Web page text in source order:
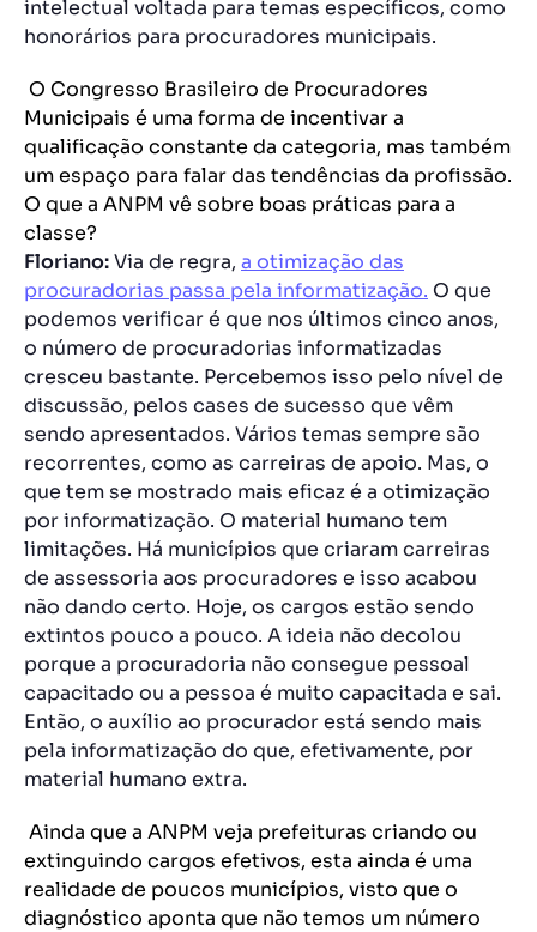
intelectual voltada para temas específicos, como
honorários para procuradores municipais.
O Congresso Brasileiro de Procuradores
Municipais é uma forma de incentivar a
qualificação constante da categoria, mas também
um espaço para falar das tendências da profissão.
O que a ANPM vê sobre boas práticas para a
classe?
Floriano:Via de regra, a otimização das
procuradorias passa pela informatização. O que
podemos verificar é que nos últimos cinco anos,
o número de procuradorias informatizadas
cresceu bastante. Percebemos isso pelo nível de
discussão, pelos cases de sucesso que vêm
sendo apresentados. Vários temas sempre são
recorrentes, como as carreiras de apoio. Mas, o
que tem se mostrado mais eficaz é a otimização
por informatização. O material humano tem
limitações. Há municípios que criaram carreiras
de assessoria aos procuradores e isso acabou
não dando certo. Hoje, os cargos estão sendo
extintos pouco a pouco. A ideia não decolou
porque a procuradoria não consegue pessoal
capacitado ou a pessoa é muito capacitada e sai.
Então, o auxílio ao procurador está sendo mais
pela informatização do que, efetivamente, por
material humano extra.
Ainda que a ANPM veja prefeituras criando ou
extinguindo cargos efetivos, esta ainda é uma
realidade de poucos municípios, visto que o
diagnóstico aponta que não temos um número